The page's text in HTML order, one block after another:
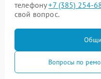
телефону+7 (385) 254-
свой вопрос.
Вопросы по